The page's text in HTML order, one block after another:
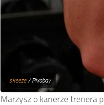
skeeze/ Pixabay
Marzysz o karierze trenera